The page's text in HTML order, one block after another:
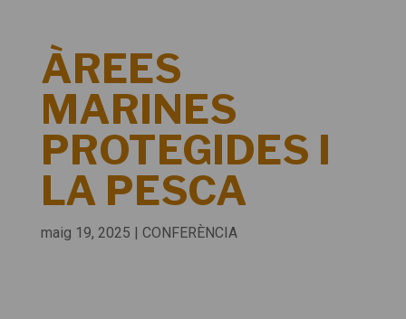
ÀREES
MARINES
PROTEGIDES I
LA PESCA
maig 19, 2025 | CONFERÈNCIA